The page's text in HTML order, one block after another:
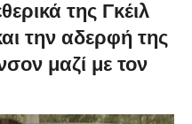
της Γκέιλ
την αδερφή της
μαζί με τον